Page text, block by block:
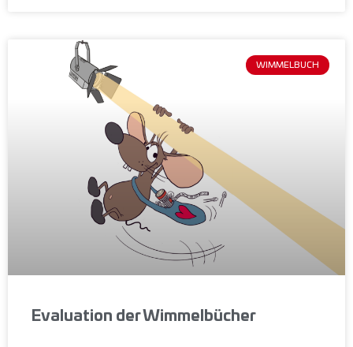
WIMMELBUCH
Evaluation der Wimmelbücher